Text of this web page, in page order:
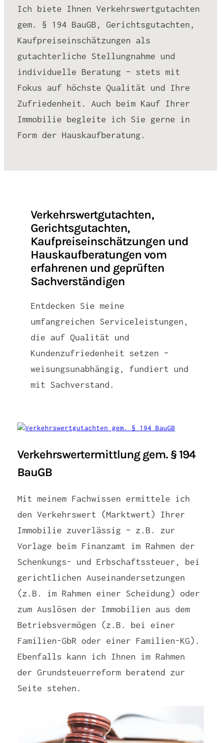
Ich biete Ihnen Verkehrswertgutachten
gem. § 194 BauGB, Gerichtsgutachten,
Kaufpreiseinschätzungen als
gutachterliche Stellungnahme und
individuelle Beratung – stets mit
Fokus auf höchste Qualität und Ihre
Zufriedenheit. Auch beim Kauf Ihrer
Immobilie begleite ich Sie gerne in
Form der Hauskaufberatung.
Verkehrswertgutachten,
Gerichtsgutachten,
Kaufpreiseinschätzungen und
Hauskaufberatungen vom
erfahrenen und geprüften
Sachverständigen
Entdecken Sie meine
umfangreichen Serviceleistungen,
die auf Qualität und
Kundenzufriedenheit setzen –
weisungsunabhängig, fundiert und
mit Sachverstand.
Verkehrswertermittlung gem. § 194
BauGB
Mit meinem Fachwissen ermittele ich
den Verkehrswert (Marktwert) Ihrer
Immobilie zuverlässig – z.B. zur
Vorlage beim Finanzamt im Rahmen der
Schenkungs- und Erbschaftssteuer, bei
gerichtlichen Auseinandersetzungen
(z.B. im Rahmen einer Scheidung) oder
zum Auslösen der Immobilien aus dem
Betriebsvermögen (z.B. bei einer
Familien-GbR oder einer Familien-KG).
Ebenfalls kann ich Ihnen im Rahmen
der Grundsteuerreform beratend zur
Seite stehen.